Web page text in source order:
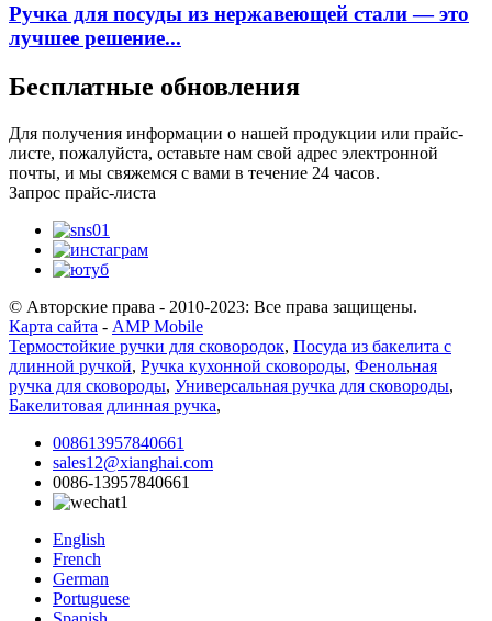
Ручка для посуды из нержавеющей стали — это
лучшее решение...
Бесплатные обновления
Для получения информации о нашей продукции или прайс-
листе, пожалуйста, оставьте нам свой адрес электронной
почты, и мы свяжемся с вами в течение 24 часов.
Запрос прайс-листа
© Авторские права - 2010-2023: Все права защищены.
Карта сайта - AMP Mobile
Термостойкие ручки для сковородок, Посуда из бакелита с
длинной ручкой, Ручка кухонной сковороды, Фенольная
ручка для сковороды, Универсальная ручка для сковороды,
Бакелитовая длинная ручка,
008613957840661
sales12@xianghai.com
0086-13957840661
English
French
German
Portuguese